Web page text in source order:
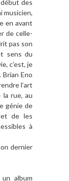
des
musicien,
en avant
de celle-
pas son
sens du
c’est, je
Eno
l’art
rue, au
génie de
et de les
à
dernier
album